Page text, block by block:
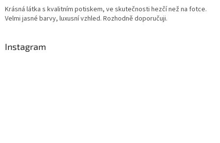
Krásná látka s kvalitním potiskem, ve skutečnosti hezčí než na fotce.
Velmi jasné barvy, luxusní vzhled. Rozhodně doporučuji.
Instagram